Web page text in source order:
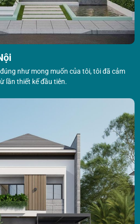
như mong muốn của tôi, tôi đã cảm
lần thiết kế đầu tiên.